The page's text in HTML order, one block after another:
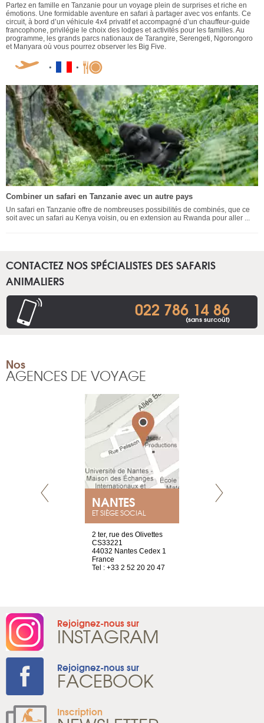
Partez en famille en Tanzanie pour un voyage plein de surprises et riche en
émotions. Une formidable aventure en safari à partager avec vos enfants. Ce
circuit, à bord d’un véhicule 4x4 privatif et accompagné d’un chauffeur-guide
francophone, privilégie le choix des lodges et activités pour les familles. Au
programme, les grands parcs nationaux de Tarangire, Serengeti, Ngorongoro
et Manyara où vous pourrez observer les Big Five.
Combiner un safari en Tanzanie avec un autre pays
Un safari en Tanzanie offre de nombreuses possibilités de combinés, que ce
soit avec un safari au Kenya voisin, ou en extension au Rwanda pour aller ...
CONTACTEZ NOS SPÉCIALISTES DES SAFARIS
ANIMALIERS
022 786 14 86
(sans surcoût)
Nos
AGENCES DE VOYAGE
NANTES
ET SIÈGE SOCIAL
2 ter, rue des Olivettes
CS33221
44032 Nantes Cedex 1
France
Tel : +33 2 52 20 20 47
Rejoignez-nous sur
INSTAGRAM
Rejoignez-nous sur
FACEBOOK
Inscription